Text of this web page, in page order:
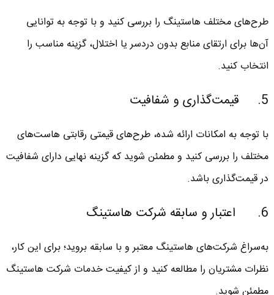
طرح‌های مختلف هاستینگ را بررسی کنید و با توجه به توانایی
آن‌ها برای ارتقای منابع بدون دردسر یا اختلال، گزینه مناسب را
انتخاب کنید.
5. قیمت‌گذاری و شفافیت
با توجه به امکانات ارائه شده، طرح‌های قیمتی رقابتی هاست‌های
مختلف را بررسی کنید و مطمئن شوید که گزینه نهایی دارای شفافیت
در قیمت‌گذاری باشد.
6. اعتبار و سابقه شرکت هاستینگ
به‌سراغ شرکت‌های هاستینگ معتبر و با سابقه بروید؛ برای این کار،
نظرات مشتریان را مطالعه کنید و از کیفیت خدمات شرکت هاستینگ
مطمئن شوید.